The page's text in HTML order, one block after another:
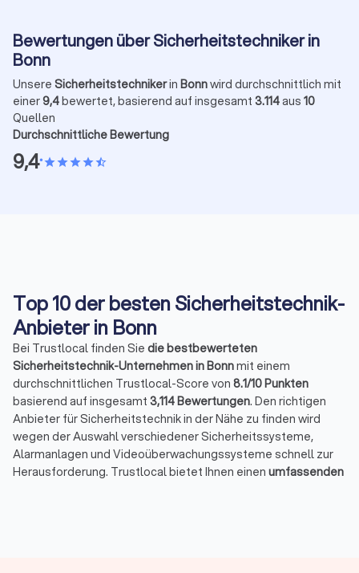
Bewertungen über Sicherheitstechniker in
Bonn
Unsere Sicherheitstechnikerin Bonnwird durchschnittlich mit
einer9,4bewertet, basierend auf insgesamt 3.114aus 10
Quellen
Durchschnittliche Bewertung
9,4•starstarstarstarstar_half
Top 10 der besten Sicherheitstechnik-
Anbieter in Bonn
Bei Trustlocal finden Sie die bestbewerteten
Sicherheitstechnik-Unternehmen in Bonnmit einem
durchschnittlichen Trustlocal-Score von 8.1/10 Punkten
basierend auf insgesamt 3,114 Bewertungen. Den richtigen
Anbieter für Sicherheitstechnik in der Nähe zu finden wird
wegen der Auswahl verschiedener Sicherheitssysteme,
Alarmanlagen und Videoüberwachungssysteme schnell zur
Herausforderung. Trustlocal bietet Ihnen einen umfassenden